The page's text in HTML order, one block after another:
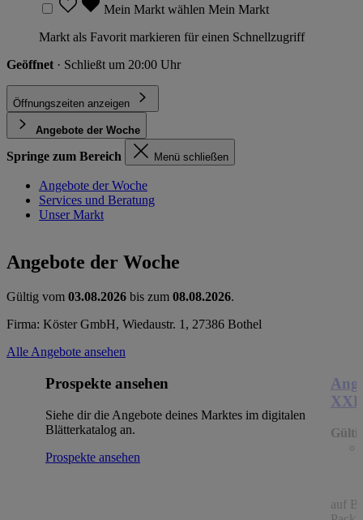
Mein Markt wählen Mein Markt
Markt als Favorit markieren für einen Schnellzugriff
Geöffnet · Schließt um 20:00 Uhr
Öffnungszeiten anzeigen
Angebote der Woche
Springe zum Bereich Menü schließen
Angebote der Woche
Services und Beratung
Unser Markt
Angebote der Woche
Gültig vom 03.08.2026 bis zum 08.08.2026.
Firma: Köster GmbH, Wiedaustr. 1, 27386 Bothel
Alle Angebote ansehen
Prospekte ansehen
Siehe dir die Angebote deines Marktes im digitalen
Blätterkatalog an.
Prospekte ansehen
XXL
auf